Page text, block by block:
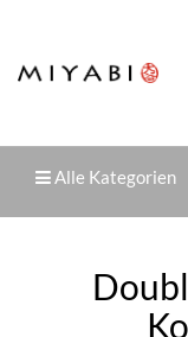
Alle Kategorien